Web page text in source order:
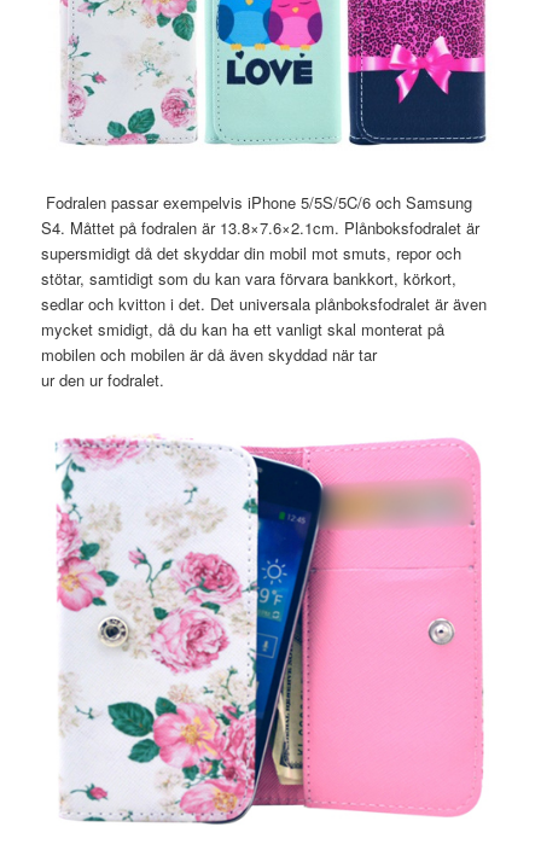
Fodralen passar exempelvis iPhone 5/5S/5C/6 och Samsung
S4. Måttet på fodralen är 13.8×7.6×2.1cm. Plånboksfodralet är
supersmidigt då det skyddar din mobil mot smuts, repor och
stötar, samtidigt som du kan vara förvara bankkort, körkort,
sedlar och kvitton i det. Det universala plånboksfodralet är även
mycket smidigt, då du kan ha ett vanligt skal monterat på
mobilen och mobilen är då även skyddad när tar
ur den ur fodralet.